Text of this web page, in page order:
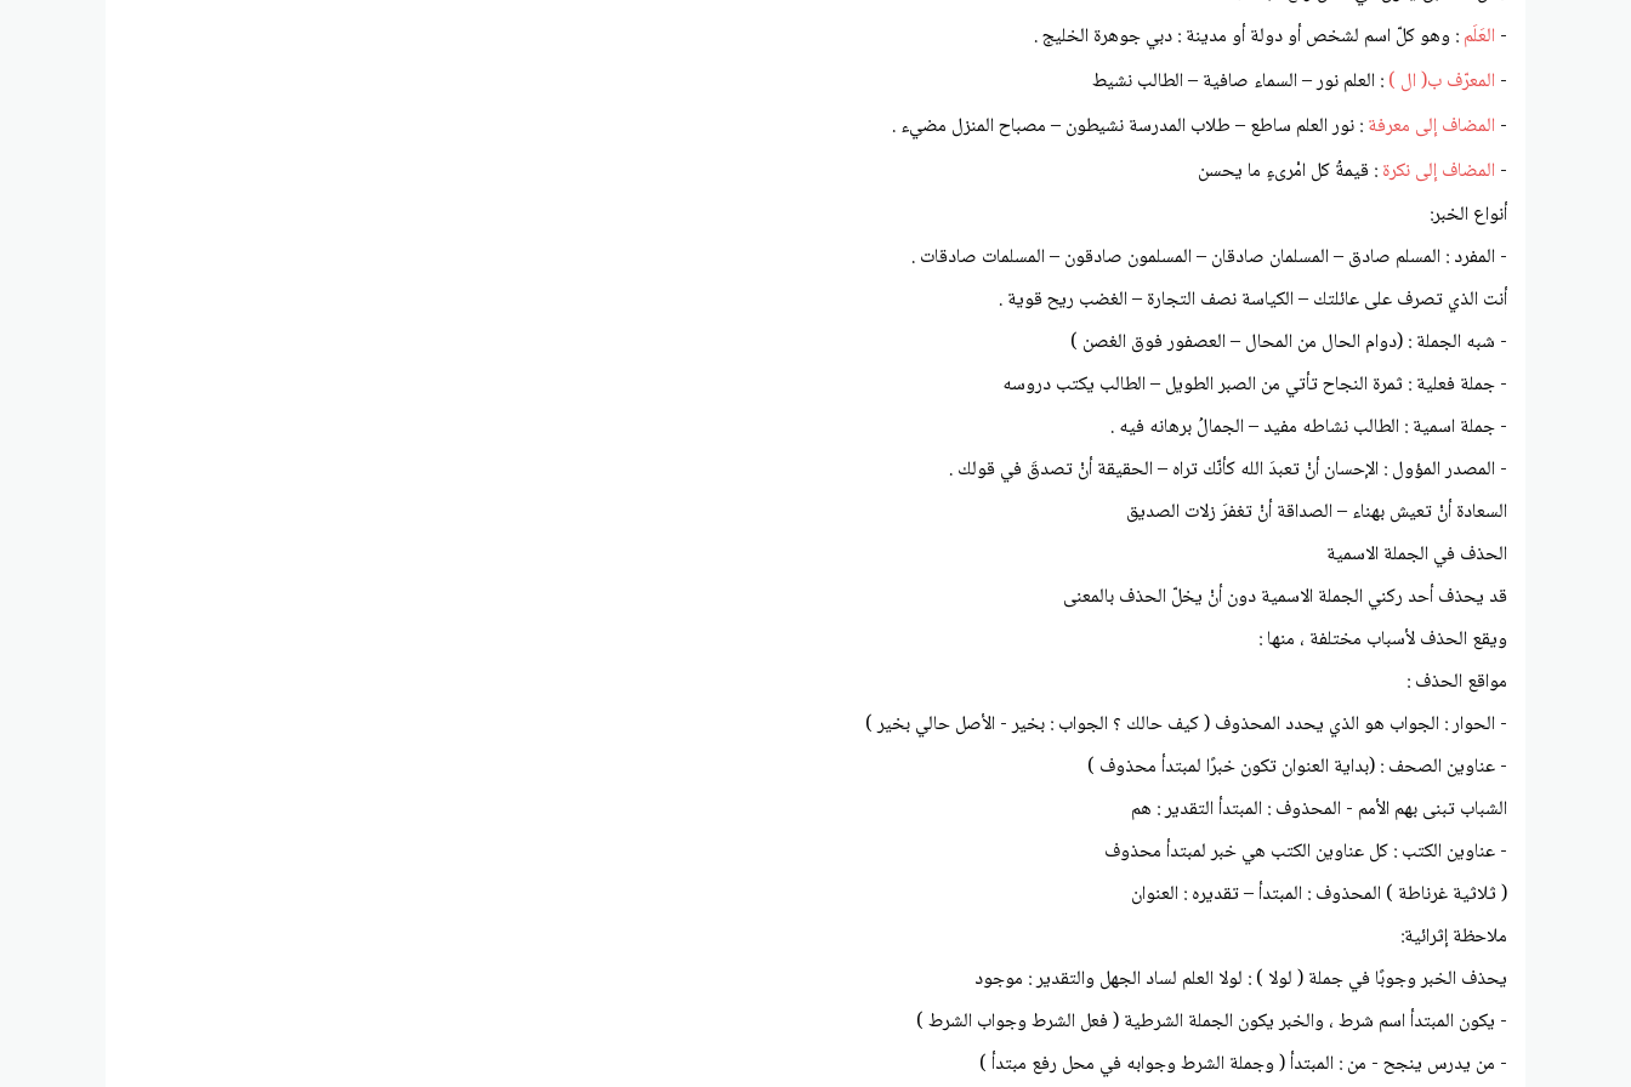
- العَلَم: وهو كلّ اسم لشخص أو دولة أو مدينة : دبي جوهرة الخليج .
- المعرّف ب( ال ): العلم نور – السماء صافية – الطالب نشيط
- المضاف إلى معرفة: نور العلم ساطع – طلاب المدرسة نشيطون – مصباح المنزل مضيء .
- المضاف إلى نكرة: قيمةُ كل امْرىءٍ ما يحسن
أنواع الخبر:
- المفرد : المسلم صادق – المسلمان صادقان – المسلمون صادقون – المسلمات صادقات .
أنت الذي تصرف على عائلتك – الكياسة نصف التجارة – الغضب ريح قوية .
- شبه الجملة : (دوام الحال من المحال – العصفور فوق الغصن )
- جملة فعلية : ثمرة النجاح تأتي من الصبر الطويل – الطالب يكتب دروسه
- جملة اسمية : الطالب نشاطه مفيد – الجمالُ برهانه فيه .
- المصدر المؤول : الإحسان أنْ تعبدَ الله كأنّك تراه – الحقيقة أنْ تصدقَ في قولك .
السعادة أنْ تعيش بهناء – الصداقة أنْ تغفرَ زلات الصديق
الحذف في الجملة الاسمية
قد يحذف أحد ركني الجملة الاسمية دون أنْ يخلّ الحذف بالمعنى
ويقع الحذف لأسباب مختلفة ، منها :
مواقع الحذف :
- الحوار : الجواب هو الذي يحدد المحذوف ( كيف حالك ؟ الجواب : بخير - الأصل حالي بخير )
- عناوين الصحف : (بداية العنوان تكون خبرًا لمبتدأ محذوف )
الشباب تبنى بهم الأمم - المحذوف : المبتدأ التقدير : هم
- عناوين الكتب : كل عناوين الكتب هي خبر لمبتدأ محذوف
( ثلاثية غرناطة ) المحذوف : المبتدأ – تقديره : العنوان
ملاحظة إثرائية:
يحذف الخبر وجوبًا في جملة ( لولا ) : لولا العلم لساد الجهل والتقدير : موجود
- يكون المبتدأ اسم شرط ، والخبر يكون الجملة الشرطية ( فعل الشرط وجواب الشرط )
- من يدرس ينجح - من : المبتدأ ( وجملة الشرط وجوابه في محل رفع مبتدأ )